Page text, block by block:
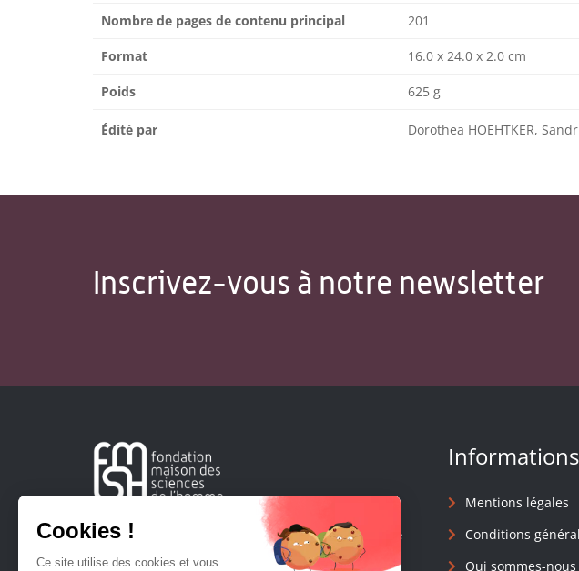
Nombre de pages de contenu principal 201
Format 16.0 x 24.0 x 2.0 cm
Poids 625 g
Édité par Dorothea HOEHTKER,
Inscrivez-vous à notre newsletter
Créée en 1963, la Fondation Maison Sciences de l'Homme
soutient la recherche et la diffusion des connaissances en
sciences humaines et sociales.
Informations
Mentions légales
Conditions
Qui sommes-nous